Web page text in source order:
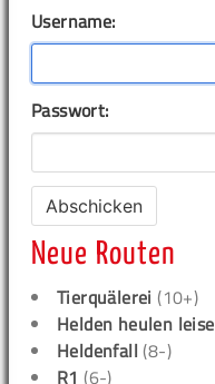
Username:
Passwort:
Neue Routen
Tierquälerei (10+)
Helden heulen leise
Heldenfall (8-)
R1 (6-)